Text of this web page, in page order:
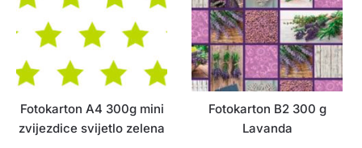
Fotokarton A4 300g mini
zvijezdice svijetlo zelena
Fotokarton B2 300 g
Lavanda